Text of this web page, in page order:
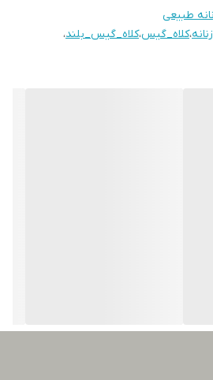
نفرمایید
طبیعی
،کلاه_گیس،کلاه_گیس_بلند،